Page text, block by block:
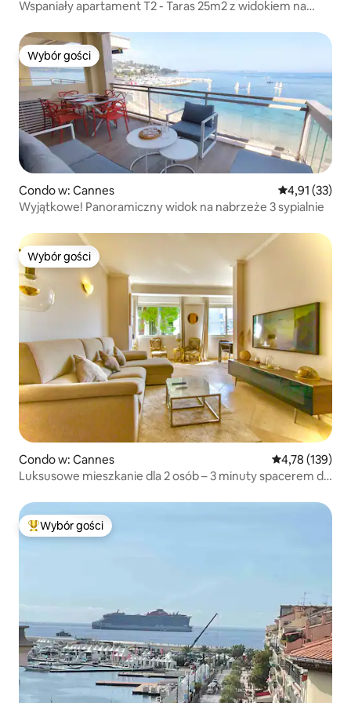
Wspaniały apartament T2 - Taras 25m2 z widokiem na
Wybór gości
Wybór gości
Condo w: Cannes Średnia
4,91 (33)
Wyjątkowe! Panoramiczny widok na nabrzeże 3 sypialnie
Wybór gości
Wybór gości
Condo w: Cannes Średnia
4,78 (139)
Luksusowe mieszkanie dla 2 osób – 3 minuty spacerem do
Najpopularniejsze z kategorii Wybór gości
Wybór gości